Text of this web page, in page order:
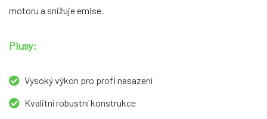
motoru a snižuje emise.
Plusy:
Vysoký výkon pro profi nasazení
Kvalitní robustní konstrukce